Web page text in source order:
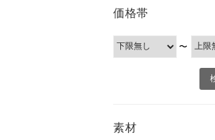
価格帯
〜
素材